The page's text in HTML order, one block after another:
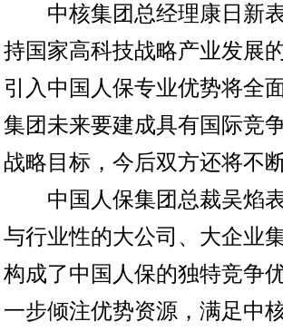
中核集团总经理康日新表
持国家高科技战略产业发展
引入中国人保专业优势将全
集团未来要建成具有国际竞
战略目标，今后双方还将不
中国人保集团总裁吴焰表
与行业性的大公司、大企业
构成了中国人保的独特竞争
一步倾注优势资源，满足中